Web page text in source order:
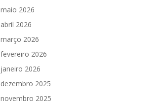
maio 2026
abril 2026
março 2026
fevereiro 2026
janeiro 2026
dezembro 2025
novembro 2025